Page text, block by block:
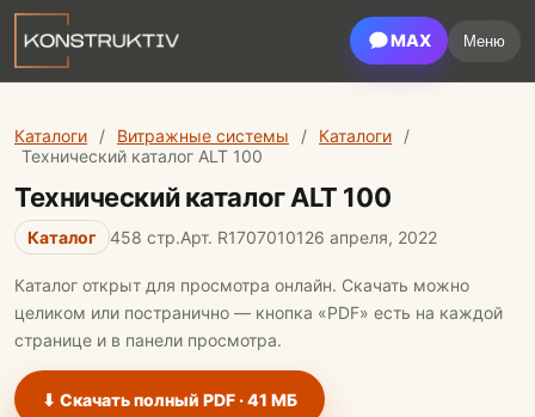
MAX Меню
Каталоги / Витражные системы / Каталоги
/
Технический каталог ALT 100
Технический каталог ALT 100
Каталог 458 стр.Арт. R1707010126 апреля, 2022
Каталог открыт для просмотра онлайн. Скачать можно
целиком или постранично — кнопка «PDF» есть на каждой
странице и в панели просмотра.
⬇ Скачать полный PDF · 41 МБ